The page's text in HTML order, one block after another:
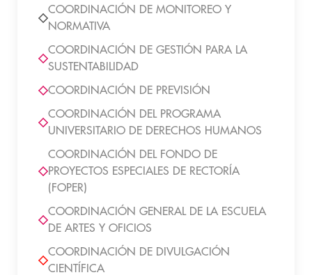
COORDINACIÓN DE MONITOREO Y
NORMATIVA
COORDINACIÓN DE GESTIÓN PARA LA
SUSTENTABILIDAD
COORDINACIÓN DE PREVISIÓN
COORDINACIÓN DEL PROGRAMA
UNIVERSITARIO DE DERECHOS HUMANOS
COORDINACIÓN DEL FONDO DE
PROYECTOS ESPECIALES DE RECTORÍA
(FOPER)
COORDINACIÓN GENERAL DE LA ESCUELA
DE ARTES Y OFICIOS
COORDINACIÓN DE DIVULGACIÓN
CIENTÍFICA